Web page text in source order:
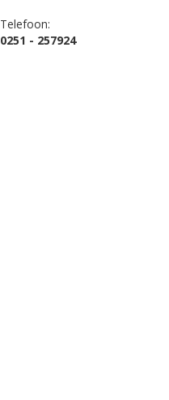
Telefoon:
0251 - 257924